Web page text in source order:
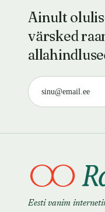
Ainult
värsked
Eesti vanim